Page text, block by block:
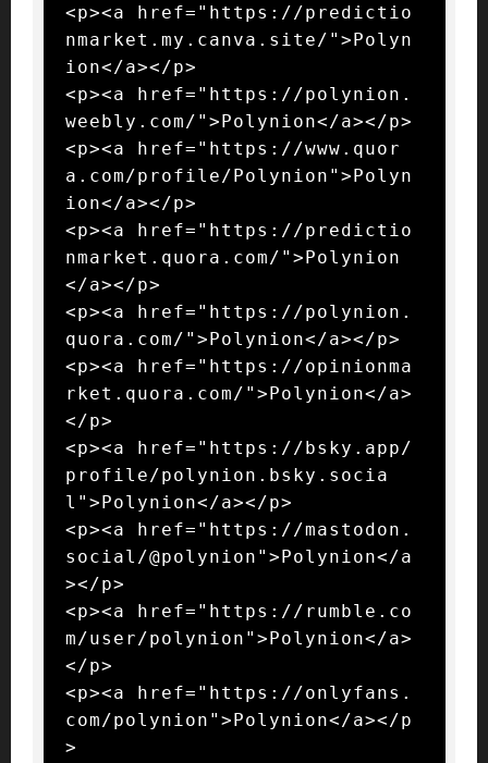
<p><a href="https://predictio
nmarket.my.canva.site/">Polyn
ion</a></p>
<p><a href="https://polynion.
weebly.com/">Polynion</a></p>
<p><a href="https://www.quor
a.com/profile/Polynion">Polyn
ion</a></p>
<p><a href="https://predictio
nmarket.quora.com/">Polynion
</a></p>
<p><a href="https://polynion.
quora.com/">Polynion</a></p>
<p><a href="https://opinionma
rket.quora.com/">Polynion</a>
</p>
<p><a href="https://bsky.app/
profile/polynion.bsky.socia
l">Polynion</a></p>
<p><a href="https://mastodon.
social/@polynion">Polynion</a
></p>
<p><a href="https://rumble.co
m/user/polynion">Polynion</a>
</p>
<p><a href="https://onlyfans.
com/polynion">Polynion</a></p
>